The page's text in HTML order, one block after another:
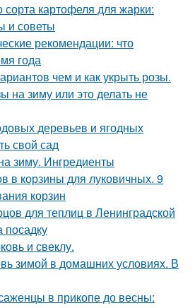
картофеля для жарки:
и советы
рекомендации: что
года
чем и как укрыть розы.
на зиму или это делать не
деревьев и ягодных
свой сад
зиму. Ингредиенты
в корзины для луковичных. 9
корзин
для теплиц в Ленинградской
и свеклу.
зимой в домашних условиях. В
в прикопе до весны: